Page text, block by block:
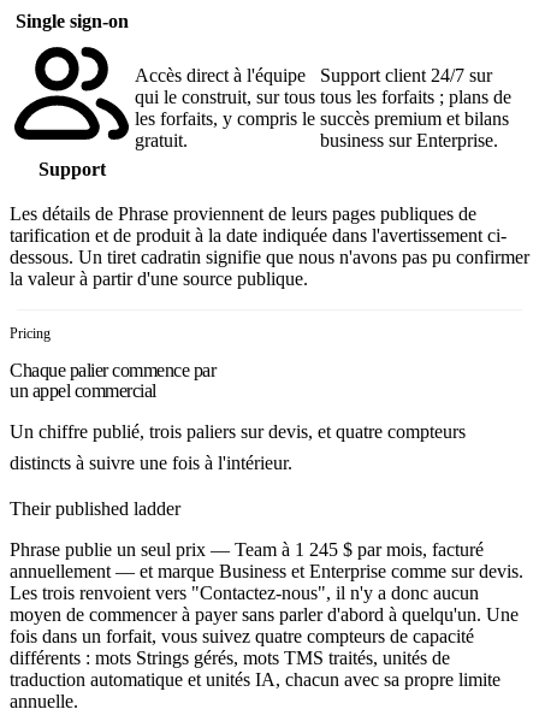
Single sign-on
Support
Accès direct à l'équipe
qui le construit, sur tous
les forfaits, y compris le
gratuit.
Support client 24/7 sur
tous les forfaits ; plans de
succès premium et bilans
business sur Enterprise.
Les détails de Phrase proviennent de leurs pages publiques de
tarification et de produit à la date indiquée dans l'avertissement ci-
dessous. Un tiret cadratin signifie que nous n'avons pas pu confirmer
la valeur à partir d'une source publique.
Pricing
Chaque palier commence par
un appel commercial
Un chiffre publié, trois paliers sur devis, et quatre compteurs
distincts à suivre une fois à l'intérieur.
Their published ladder
Phrase publie un seul prix — Team à 1 245 $ par mois, facturé
annuellement — et marque Business et Enterprise comme sur devis.
Les trois renvoient vers "Contactez-nous", il n'y a donc aucun
moyen de commencer à payer sans parler d'abord à quelqu'un. Une
fois dans un forfait, vous suivez quatre compteurs de capacité
différents : mots Strings gérés, mots TMS traités, unités de
traduction automatique et unités IA, chacun avec sa propre limite
annuelle.